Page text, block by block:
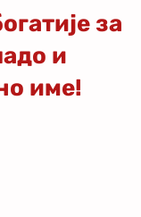
за
и
име!